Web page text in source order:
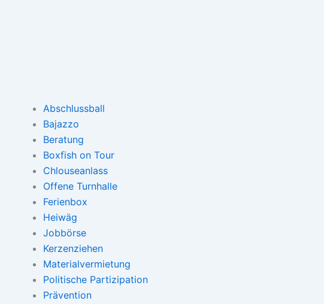
Abschlussball
Bajazzo
Beratung
Boxfish on Tour
Chlouseanlass
Offene Turnhalle
Ferienbox
Heiwäg
Jobbörse
Kerzenziehen
Materialvermietung
Politische Partizipation
Prävention